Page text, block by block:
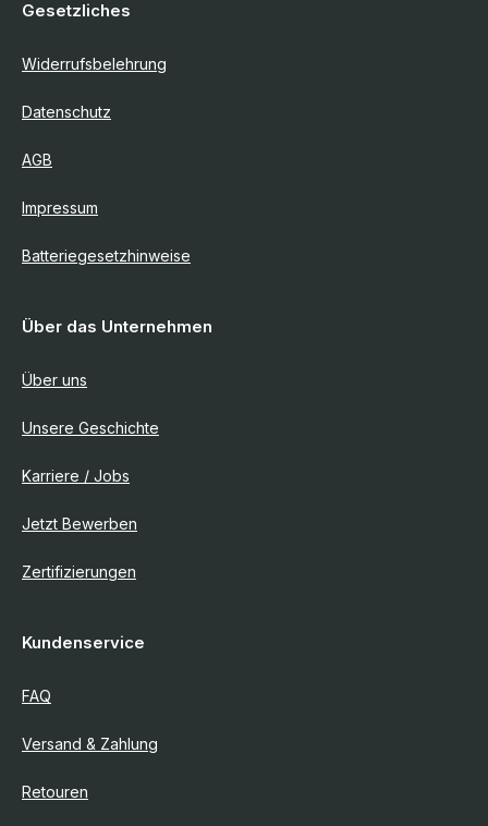
Gesetzliches
Widerrufsbelehrung
Datenschutz
AGB
Impressum
Batteriegesetzhinweise
Über das Unternehmen
Über uns
Unsere Geschichte
Karriere / Jobs
Jetzt Bewerben
Zertifizierungen
Kundenservice
FAQ
Versand & Zahlung
Retouren